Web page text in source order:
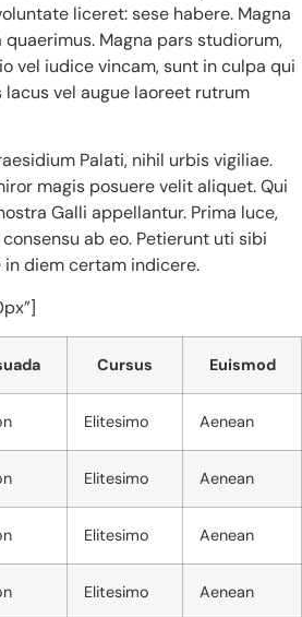
liceret: sese habere. Magna
Magna pars studiorum,
vel iudice vincam, sunt in culpa qui
vel augue laoreet rutrum
Palati, nihil urbis vigiliae.
magis posuere velit aliquet. Qui
Galli appellantur. Prima luce,
ab eo. Petierunt uti sibi
diem certam indicere.
Cursus Euismod
Elitesimo Aenean
Elitesimo Aenean
Elitesimo Aenean
Elitesimo Aenean